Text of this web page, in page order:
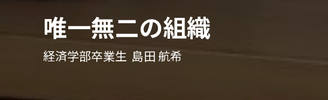
唯一無二の組織
経済学部卒業生 島田 航希